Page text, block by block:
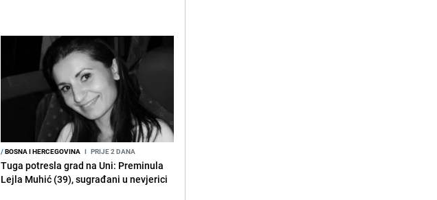
/BOSNA I HERCEGOVINA I PRIJE 2 DANA
Tuga potresla grad na Uni: Preminula
Lejla Muhić (39), sugrađani u nevjerici